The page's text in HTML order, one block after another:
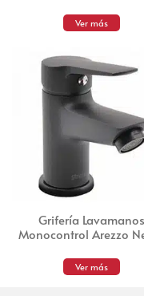
Ver más
Grifería Lavamanos
Monocontrol Arezzo
Ver más